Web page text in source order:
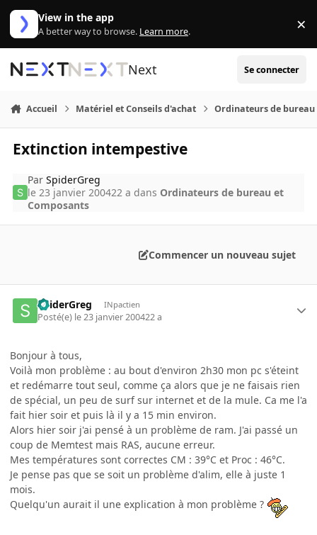
Aller au contenu
View in the app
A better way to browse. Learn more. ×
Next Se connecter
Accueil Matériel et Conseils d'achat Ordinateurs de bureau
Extinction intempestive
ParSpiderGreg
le 23 janvier 200422 a dans Ordinateurs de bureau et
Composants
Commencer un nouveau sujet
SpiderGreg INpactien
Posté(e) le 23 janvier 200422 a
Bonjour à tous,
Voilà mon problème : au bout d'environ 2h30 mon pc s'éteint
et redémarre tout seul, comme ça alors que je ne faisais rien
de spécial, un peu de surf sur internet et de la mule. Ca me l'a
fait hier soir et puis là il y a 15 min environ.
Alors hier soir j'ai pensé à un problème de ram. J'ai passé un
coup de Memtest mais RAS, aucune erreur.
Mes températures sont correctes CM : 39°C et Proc : 46°C.
Je pense pas que se soit un problème d'alim, elle à juste 1
mois.
Quelqu'un aurait il une explication à mon problème ?